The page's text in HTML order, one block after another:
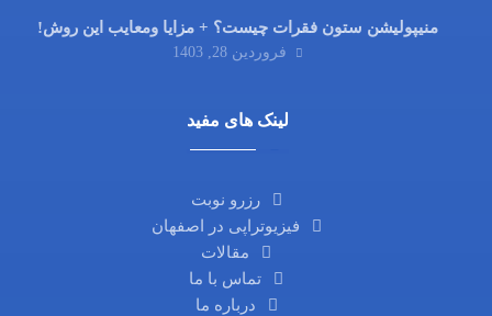
منیپولیشن ستون فقرات چیست؟ + مزایا ومعایب این روش!
فروردین 28, 1403
لینک های مفید
رزرو نوبت
فیزیوتراپی در اصفهان
مقالات
تماس با ما
درباره ما